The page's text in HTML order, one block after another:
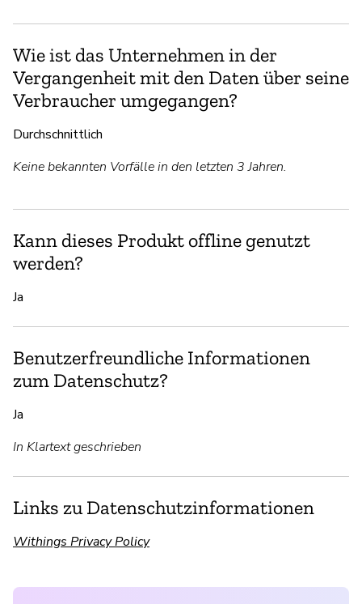
Wie ist das Unternehmen in der
Vergangenheit mit den Daten über seine
Verbraucher umgegangen?
Durchschnittlich
Keine bekannten Vorfälle in den letzten 3 Jahren.
Kann dieses Produkt offline genutzt
werden?
Ja
Benutzerfreundliche Informationen
zum Datenschutz?
Ja
In Klartext geschrieben
Links zu Datenschutzinformationen
Withings Privacy Policy